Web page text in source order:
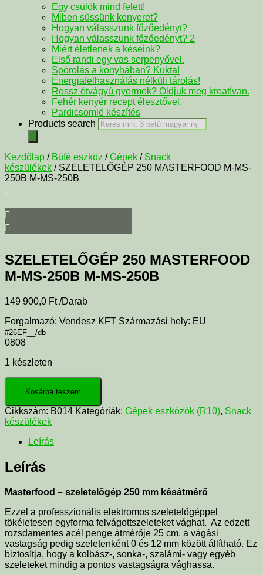
Egy csülök mind felett!
Miben süssünk kenyeret?
Hogyan válasszunk főzőedényt?
Hogyan válasszunk főzőedényt? 2
Miért életlenek a késeink?
Első randi egy vas serpenyővel.
Spórolás a konyhában? Kukta!
Energiafelhasználás nélküli tárolás!
Rossz étvágyú gyermek? Oldjuk meg kreatívan.
Fehér kenyér recept élesztővel.
Pardicsomlé készítés
Products search
Kezdőlap / Büfé eszköz /Gépek / Snack
készülékek / SZELETELŐGÉP 250 MASTERFOOD M-MS-
250B M-MS-250B
SZELETELŐGÉP 250 MASTERFOOD
M-MS-250B M-MS-250B
149 900,0 Ft /Darab
Forgalmazó: Vendesz KFT Származási hely: EU
#26EF__/db
0808
1 készleten
Kosárba teszem
Cikkszám: B014 Kategóriák: Gépek eszközök (R10), Snack
készülékek
Leírás
Leírás
Masterfood – szeletelőgép 250 mm késátmérő
Ezzel a professzionális elektromos szeletelőgéppel
tökéletesen egyforma felvágottszeleteket vághat. Az edzett
rozsdamentes acél penge átmérője 25 cm, a vágási
vastagság pedig szeletenként 0 és 12 mm között állítható. Ez
biztosítja, hogy a kolbász-, sonka-, szalámi- vagy egyéb
szeleteket mindig a pontos vastagságra vághassa.